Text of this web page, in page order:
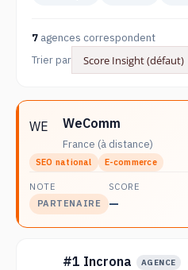
7 agences correspondent
Trier par
WE WeComm
France (à distance)
SEO national E-commerce
NOTE
PARTENAIRE
SCORE
—
#1 Incrona AGENCE